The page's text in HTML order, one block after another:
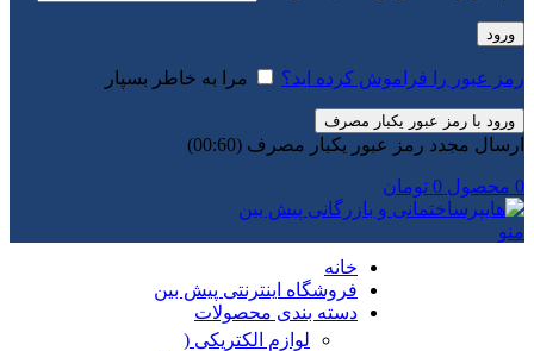
ورود
رمز عبور را فراموش کرده اید؟ مرا به خاطر بسپار
ورود با رمز عبور یکبار مصرف
ارسال مجدد رمز عبور یکبار مصرف (00:
60
)
0 محصول 0 تومان
منو
خانه
فروشگاه اینترنتی پیش بین
دسته بندی محصولات
لوازم الکتریکی (